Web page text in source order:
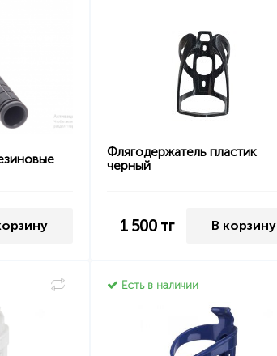
Флягодержатель пластик
черный
1 500тг В корзину
Есть в наличии